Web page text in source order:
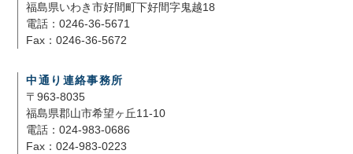
福島県いわき市好間町下好間字鬼越18
電話：0246-36-5671
Fax：0246-36-5672
中通り連絡事務所
〒963-8035
福島県郡山市希望ヶ丘11-10
電話：024-983-0686
Fax：024-983-0223